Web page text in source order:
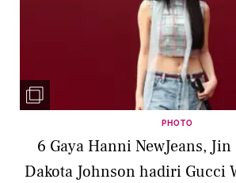
PHOTO
6 Gaya Hanni NewJeans,
Dakota Johnson hadiri Gucci